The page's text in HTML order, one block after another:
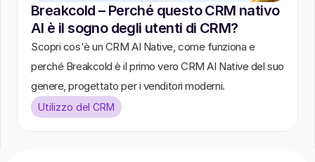
Breakcold – Perché questo CRM nativo
AI è il sogno degli utenti di CRM?
Scopri cos'è un CRM AI Native, come funziona e
perché Breakcold è il primo vero CRM AI Native del suo
genere, progettato per i venditori moderni.
Utilizzo del CRM